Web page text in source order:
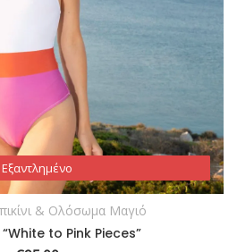
Εξαντλημένο
Εξαντλημένο
& Ολόσωμα Μαγιό
to Pink Pieces”